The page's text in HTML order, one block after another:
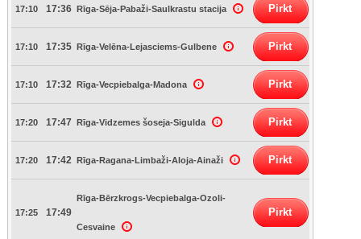
17:10 17:36 Rīga-Sēja-Pabaži-Saulkrastu stacija Pirkt
17:10 17:35 Rīga-Velēna-Lejasciems-Gulbene Pirkt
17:10 17:32 Rīga-Vecpiebalga-Madona Pirkt
17:20 17:47 Rīga-Vidzemes šoseja-Sigulda Pirkt
17:20 17:42 Rīga-Ragana-Limbaži-Aloja-Ainaži Pirkt
17:25 17:49
Rīga-Bērzkrogs-Vecpiebalga-Ozoli-
Cesvaine
Pirkt